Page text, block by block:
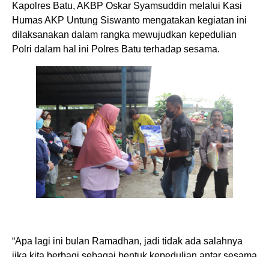
Kapolres Batu, AKBP Oskar Syamsuddin melalui Kasi
Humas AKP Untung Siswanto mengatakan kegiatan ini
dilaksanakan dalam rangka mewujudkan kepedulian
Polri dalam hal ini Polres Batu terhadap sesama.
“Apa lagi ini bulan Ramadhan, jadi tidak ada salahnya